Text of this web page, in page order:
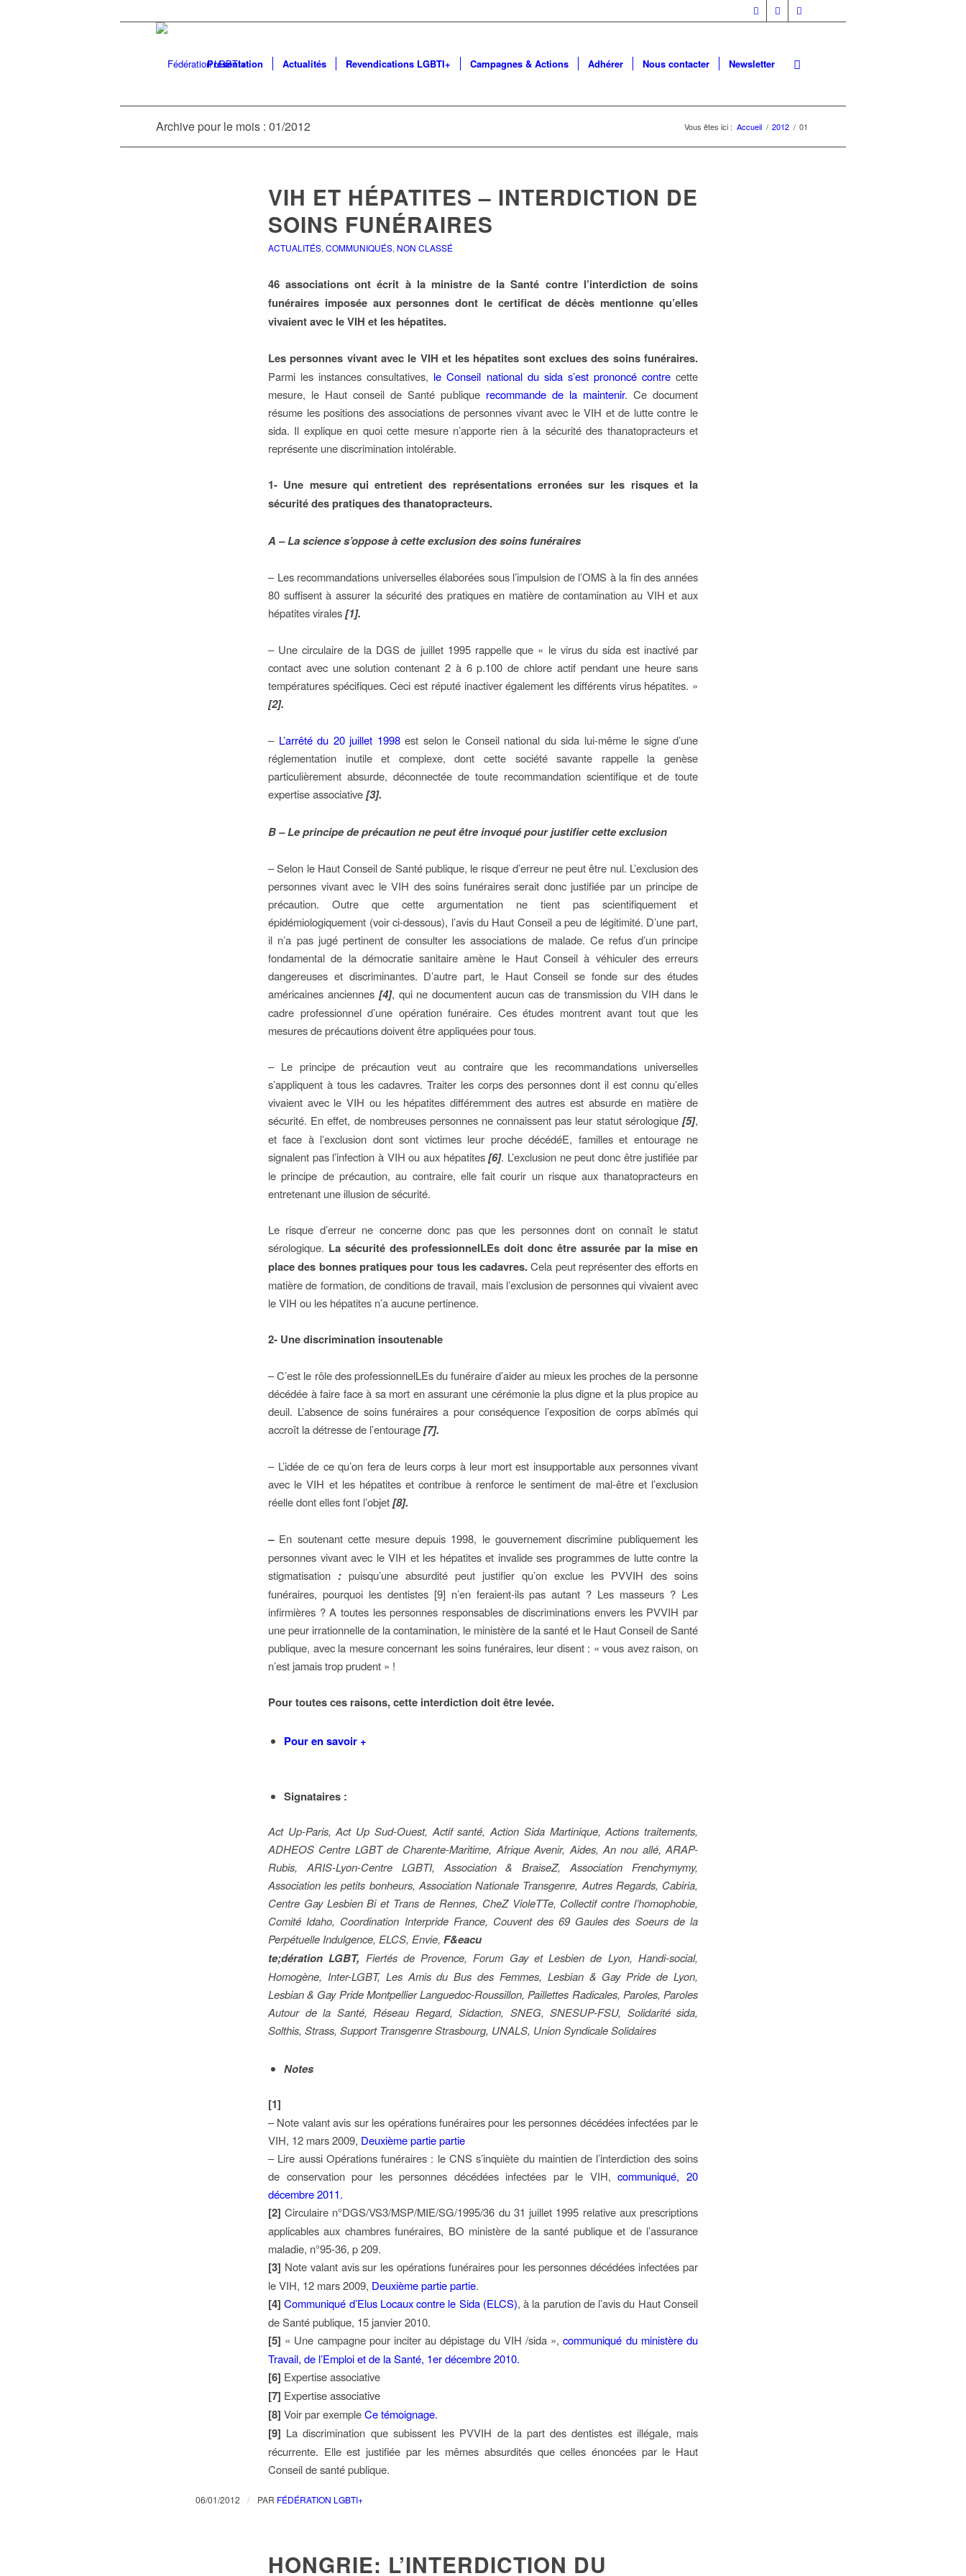
Présentation Actualités Revendications LGBTI+ Campagnes & Actions Adhérer Nous contacter Newsletter
Archive pour le mois : 01/2012 Vous êtes ici : Accueil / 2012 / 01
VIH ET HÉPATITES – INTERDICTION DE
SOINS FUNÉRAIRES
ACTUALITÉS, COMMUNIQUÉS, NON CLASSÉ
46 associations ont écrit à la ministre de la Santé contre l’interdiction de soins
funéraires imposée aux personnes dont le certificat de décès mentionne qu’elles
vivaient avec le VIH et les hépatites.
Les personnes vivant avec le VIH et les hépatites sont exclues des soins funéraires.
Parmi les instances consultatives, le Conseil national du sida s’est prononcé contrecette
mesure, le Haut conseil de Santé publiquerecommande de la maintenir. Ce document
résume les positions des associations de personnes vivant avec le VIH et de lutte contre le
sida. Il explique en quoi cette mesure n’apporte rien à la sécurité des thanatopracteurs et
représente une discrimination intolérable.
1- Une mesure qui entretient des représentations erronées sur les risques et la
sécurité des pratiques des thanatopracteurs.
A – La science s’oppose à cette exclusion des soins funéraires
– Les recommandations universelles élaborées sous l’impulsion de l’OMS à la fin des années
80 suffisent à assurer la sécurité des pratiques en matière de contamination au VIH et aux
hépatites virales[1].
– Une circulaire de la DGS de juillet 1995 rappelle que « le virus du sida est inactivé par
contact avec une solution contenant 2 à 6 p.100 de chlore actif pendant une heure sans
températures spécifiques. Ceci est réputé inactiver également les différents virus hépatites. »
[2].
– L’arrêté du 20 juillet 1998est selon le Conseil national du sida lui-même le signe d’une
réglementation inutile et complexe, dont cette société savante rappelle la genèse
particulièrement absurde, déconnectée de toute recommandation scientifique et de toute
expertise associative[3].
B – Le principe de précaution ne peut être invoqué pour justifier cette exclusion
– Selon le Haut Conseil de Santé publique, le risque d’erreur ne peut être nul. L’exclusion des
personnes vivant avec le VIH des soins funéraires serait donc justifiée par un principe de
précaution. Outre que cette argumentation ne tient pas scientifiquement et
épidémiologiquement (voir ci-dessous), l’avis du Haut Conseil a peu de légitimité. D’une part,
il n’a pas jugé pertinent de consulter les associations de malade. Ce refus d’un principe
fondamental de la démocratie sanitaire amène le Haut Conseil à véhiculer des erreurs
dangereuses et discriminantes. D’autre part, le Haut Conseil se fonde sur des études
américaines anciennes [4], qui ne documentent aucun cas de transmission du VIH dans le
cadre professionnel d’une opération funéraire. Ces études montrent avant tout que les
mesures de précautions doivent être appliquées pour tous.
– Le principe de précaution veut au contraire que les recommandations universelles
s’appliquent à tous les cadavres. Traiter les corps des personnes dont il est connu qu’elles
vivaient avec le VIH ou les hépatites différemment des autres est absurde en matière de
sécurité. En effet, de nombreuses personnes ne connaissent pas leur statut sérologique [5],
et face à l’exclusion dont sont victimes leur proche décédéE, familles et entourage ne
signalent pas l’infection à VIH ou aux hépatites[6]. L’exclusion ne peut donc être justifiée par
le principe de précaution, au contraire, elle fait courir un risque aux thanatopracteurs en
entretenant une illusion de sécurité.
Le risque d’erreur ne concerne donc pas que les personnes dont on connaît le statut
sérologique. La sécurité des professionnelLEs doit donc être assurée par la mise en
place des bonnes pratiques pour tous les cadavres.Cela peut représenter des efforts en
matière de formation, de conditions de travail, mais l’exclusion de personnes qui vivaient avec
le VIH ou les hépatites n’a aucune pertinence.
2- Une discrimination insoutenable
– C’est le rôle des professionnelLEs du funéraire d’aider au mieux les proches de la personne
décédée à faire face à sa mort en assurant une cérémonie la plus digne et la plus propice au
deuil. L’absence de soins funéraires a pour conséquence l’exposition de corps abîmés qui
accroît la détresse de l’entourage[7].
– L’idée de ce qu’on fera de leurs corps à leur mort est insupportable aux personnes vivant
avec le VIH et les hépatites et contribue à renforce le sentiment de mal-être et l’exclusion
réelle dont elles font l’objet[8].
– En soutenant cette mesure depuis 1998, le gouvernement discrimine publiquement les
personnes vivant avec le VIH et les hépatites et invalide ses programmes de lutte contre la
stigmatisation : puisqu’une absurdité peut justifier qu’on exclue les PVVIH des soins
funéraires, pourquoi les dentistes [9] n’en feraient-ils pas autant ? Les masseurs ? Les
infirmières ? A toutes les personnes responsables de discriminations envers les PVVIH par
une peur irrationnelle de la contamination, le ministère de la santé et le Haut Conseil de Santé
publique, avec la mesure concernant les soins funéraires, leur disent : « vous avez raison, on
n’est jamais trop prudent » !
Pour toutes ces raisons, cette interdiction doit être levée.
Pour en savoir +
Signataires :
Act Up-Paris, Act Up Sud-Ouest, Actif santé, Action Sida Martinique, Actions traitements,
ADHEOS Centre LGBT de Charente-Maritime, Afrique Avenir, Aides, An nou allé, ARAP-
Rubis, ARIS-Lyon-Centre LGBTI, Association & BraiseZ, Association Frenchymymy,
Association les petits bonheurs, Association Nationale Transgenre, Autres Regards, Cabiria,
Centre Gay Lesbien Bi et Trans de Rennes, CheZ VioleTTe, Collectif contre l’homophobie,
Comité Idaho, Coordination Interpride France, Couvent des 69 Gaules des Soeurs de la
Perpétuelle Indulgence, ELCS, Envie, F&eacu
te;dération LGBT, Fiertés de Provence, Forum Gay et Lesbien de Lyon, Handi-social,
Homogène, Inter-LGBT, Les Amis du Bus des Femmes, Lesbian & Gay Pride de Lyon,
Lesbian & Gay Pride Montpellier Languedoc-Roussillon, Paillettes Radicales, Paroles, Paroles
Autour de la Santé, Réseau Regard, Sidaction, SNEG, SNESUP-FSU, Solidarité sida,
Solthis, Strass, Support Transgenre Strasbourg, UNALS, Union Syndicale Solidaires
Notes
[1]
– Note valant avis sur les opérations funéraires pour les personnes décédées infectées par le
VIH, 12 mars 2009, Deuxième partie partie
– Lire aussi Opérations funéraires : le CNS s’inquiète du maintien de l’interdiction des soins
de conservation pour les personnes décédées infectées par le VIH,communiqué, 20
décembre 2011.
[2]Circulaire n°DGS/VS3/MSP/MIE/SG/1995/36 du 31 juillet 1995 relative aux prescriptions
applicables aux chambres funéraires, BO ministère de la santé publique et de l’assurance
maladie, n°95-36, p 209.
[3] Note valant avis sur les opérations funéraires pour les personnes décédées infectées par
le VIH, 12 mars 2009, Deuxième partie partie.
[4] Communiqué d’Elus Locaux contre le Sida (ELCS), à la parution de l’avis du Haut Conseil
de Santé publique, 15 janvier 2010.
[5] « Une campagne pour inciter au dépistage du VIH /sida »,communiqué du ministère du
Travail, de l’Emploi et de la Santé, 1er décembre 2010.
[6] Expertise associative
[7] Expertise associative
[8] Voir par exempleCe témoignage.
[9] La discrimination que subissent les PVVIH de la part des dentistes est illégale, mais
récurrente. Elle est justifiée par les mêmes absurdités que celles énoncées par le Haut
Conseil de santé publique.
06/01/2012 / PAR FÉDÉRATION LGBTI+
HONGRIE: L’INTERDICTION DU